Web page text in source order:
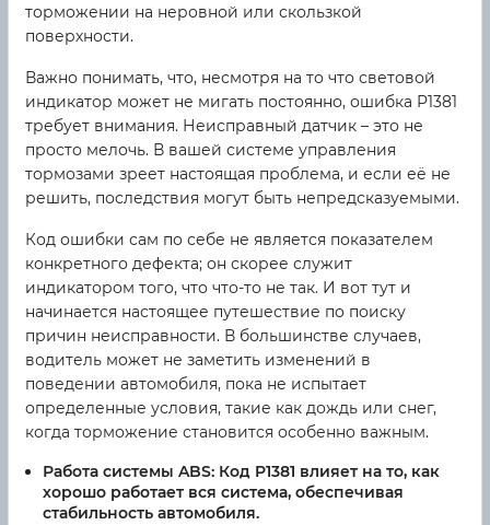
торможении на неровной или скользкой
поверхности.
Важно понимать, что, несмотря на то что световой
индикатор может не мигать постоянно, ошибка P1381
требует внимания. Неисправный датчик – это не
просто мелочь. В вашей системе управления
тормозами зреет настоящая проблема, и если её не
решить, последствия могут быть непредсказуемыми.
Код ошибки сам по себе не является показателем
конкретного дефекта; он скорее служит
индикатором того, что что-то не так. И вот тут и
начинается настоящее путешествие по поиску
причин неисправности. В большинстве случаев,
водитель может не заметить изменений в
поведении автомобиля, пока не испытает
определенные условия, такие как дождь или снег,
когда торможение становится особенно важным.
Работа системы ABS: Код P1381 влияет на то, как
хорошо работает вся система, обеспечивая
стабильность автомобиля.